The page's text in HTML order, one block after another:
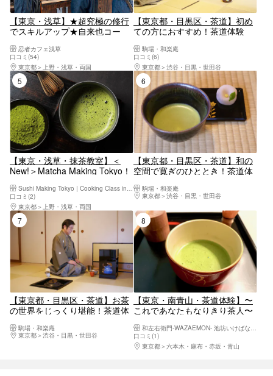
【東京・浅草】★超究極の修行
でスキルアップ★自来也コー
60分の忍者道！
忍者カフェ浅草
口コミ(54)
東京都
上野・浅草・両国
【東京都・目黒区・茶道】初め
ての方におすすめ！茶道体験
駒場・和楽庵
口コミ(6)
東京都
渋谷・目黒・世田谷
5位
【東京・浅草・抹茶教室】＜
New!＞Matcha Making Tokyo！
Sushi Making Tokyo | Cooking Class in Japan
口コミ(2)
東京都
上野・浅草・両国
6位
【東京都・目黒区・茶道】和の
空間で寛ぎのひととき！茶道体
駒場・和楽庵
東京都
渋谷・目黒・世田谷
【東京都・目黒区・茶道】お茶
の世界をじっくり堪能！茶道体
駒場・和楽庵
東京都
渋谷・目黒・世田谷
8位
【東京・南青山・茶道体験】〜
これであなたもなりきり茶人〜
体験しよう！
和左右衛門-WAZAEMON- 池坊いけばな乃木坂教室
口コミ(1)
東京都
六本木・麻布・赤坂・青山